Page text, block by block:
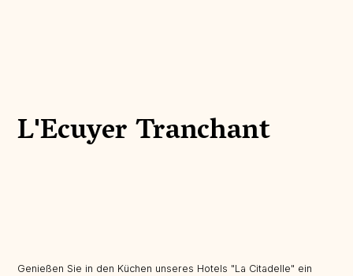
L'Ecuyer Tranchant
Genießen Sie in den Küchen unseres Hotels "La Citadelle" ein